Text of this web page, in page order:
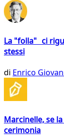
La "folla" ci
stessi
di Enrico
Marcinelle, se
cerimonia